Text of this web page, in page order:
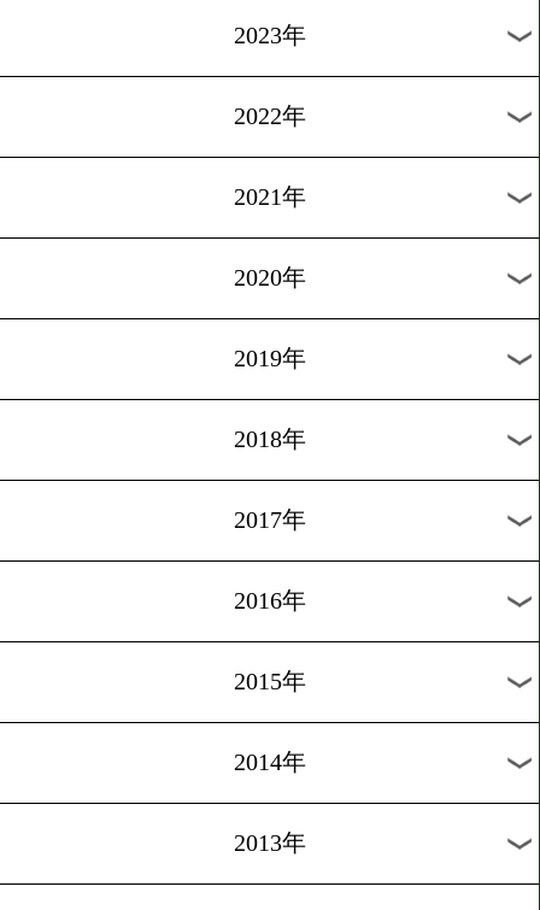
2025年
2024年
2022年
2021年
2020年
2019年
2017年